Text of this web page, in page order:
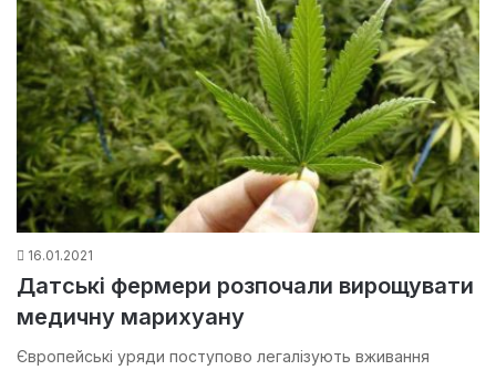
16.01.2021
Датські фермери розпочали вирощувати
медичну марихуану
Європейські уряди поступово легалізують вживання